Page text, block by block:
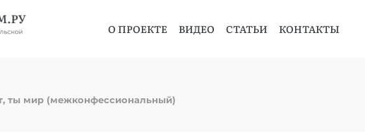
О ПРОЕКТЕ ВИДЕО СТАТЬИ КОНТАКТЫ
ты мир (межконфессиональный)